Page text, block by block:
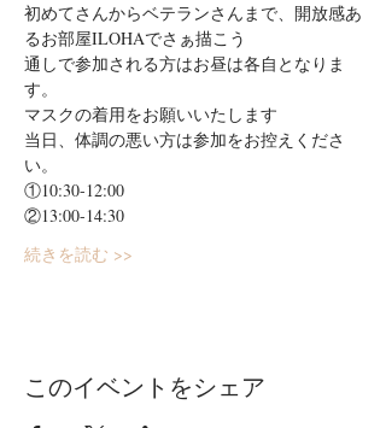
初めてさんからベテランさんまで、開放感あ
るお部屋ILOHAでさぁ描こう
通しで参加される方はお昼は各自となりま
す。
マスクの着用をお願いいたします
当日、体調の悪い方は参加をお控えくださ
い。
①10:30-12:00
②13:00-14:30
続きを読む >>
このイベントをシェア